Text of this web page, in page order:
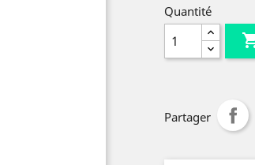
Quantité
Partager